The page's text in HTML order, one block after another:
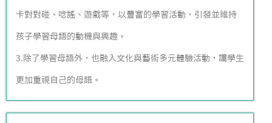
卡對對碰、唸謠、遊戲等，以豐富的學習活動，引發並維持
孩子學習母語的動機與興趣。
3.除了學習母語外，也融入文化與藝術多元體驗活動，讓學生
更加重視自己的母語。